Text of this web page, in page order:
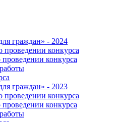
граждан» - 2024
проведении конкурса
конкурса
граждан» - 2023
проведении конкурса
конкурса